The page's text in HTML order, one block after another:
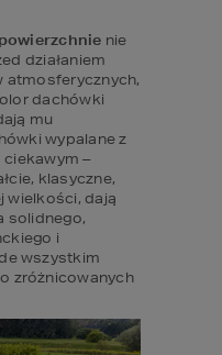
powierzchnie nie
działaniem
atmosferycznych,
dachówki
mu
wypalane z
ciekawym –
klasyczne,
wielkości, dają
solidnego,
i
zróżnicowanych